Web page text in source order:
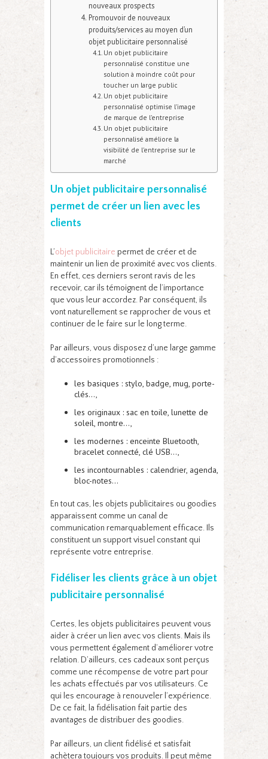
nouveaux prospects
Promouvoir de nouveaux
produits/services au moyen d’un
objet publicitaire personnalisé
Un objet publicitaire
personnalisé constitue une
solution à moindre coût pour
toucher un large public
Un objet publicitaire
personnalisé optimise l’image
de marque de l’entreprise
Un objet publicitaire
personnalisé améliore la
visibilité de l’entreprise sur le
marché
Un objet publicitaire personnalisé
permet de créer un lien avec les
clients
L’objet publicitaire permet de créer et de
maintenir un lien de proximité avec vos clients.
En effet, ces derniers seront ravis de les
recevoir, car ils témoignent de l’importance
que vous leur accordez. Par conséquent, ils
vont naturellement se rapprocher de vous et
continuer de le faire sur le long terme.
Par ailleurs, vous disposez d’une large gamme
d’accessoires promotionnels :
les basiques : stylo, badge, mug, porte-
clés…,
les originaux : sac en toile, lunette de
soleil, montre…,
les modernes : enceinte Bluetooth,
bracelet connecté, clé USB…,
les incontournables : calendrier, agenda,
bloc-notes…
En tout cas, les objets publicitaires ou goodies
apparaissent comme un canal de
communication remarquablement efficace. Ils
constituent un support visuel constant qui
représente votre entreprise.
Fidéliser les clients grâce à un objet
publicitaire personnalisé
Certes, les objets publicitaires peuvent vous
aider à créer un lien avec vos clients. Mais ils
vous permettent également d’améliorer votre
relation. D’ailleurs, ces cadeaux sont perçus
comme une récompense de votre part pour
les achats effectués par vos utilisateurs. Ce
qui les encourage à renouveler l’expérience.
De ce fait, la fidélisation fait partie des
avantages de distribuer des goodies.
Par ailleurs, un client fidélisé et satisfait
achètera toujours vos produits. Il peut même